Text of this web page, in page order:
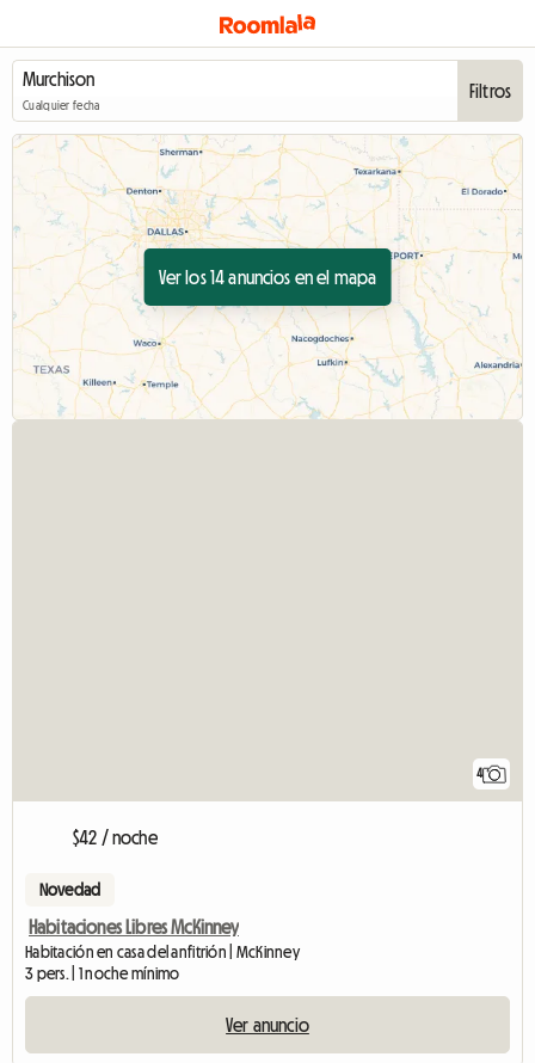
Cualquier fecha
Filtros
Ver los 14 anuncios en el mapa
4
$42 / noche
Novedad
Habitaciones Libres McKinney
Habitación en casa del anfitrión | McKinney
3 pers. | 1 noche mínimo
Ver anuncio